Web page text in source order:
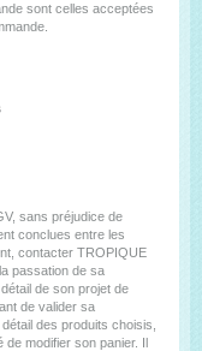
sont celles acceptées
commande.
sans préjudice de
conclues entre les
contacter TROPIQUE
passation de sa
de son projet de
de valider sa
des produits choisis,
de modifier son panier. Il